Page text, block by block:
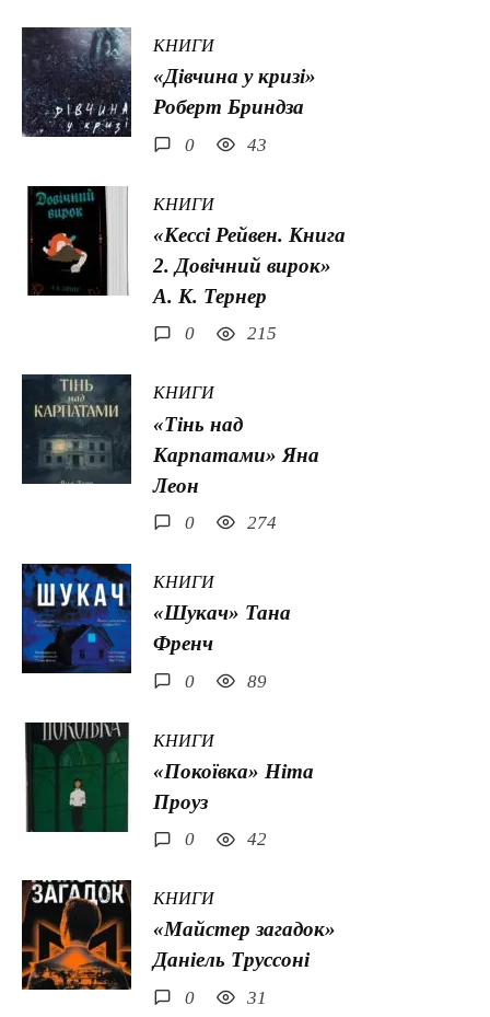
КНИГИ
«Дівчина у кризі»
Роберт Бриндза
0 43
КНИГИ
«Кессі Рейвен. Книга
2. Довічний вирок»
А. К. Тернер
0 215
КНИГИ
«Тінь над
Карпатами» Яна
Леон
0 274
КНИГИ
«Шукач» Тана
Френч
0 89
КНИГИ
«Покоївка» Ніта
Проуз
0 42
КНИГИ
«Майстер загадок»
Даніель Труссоні
0 31